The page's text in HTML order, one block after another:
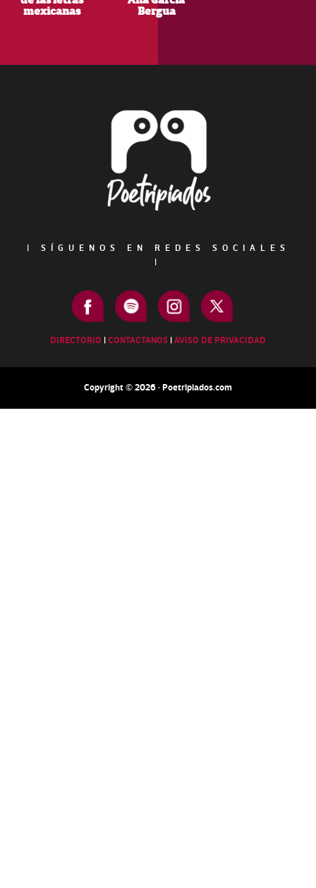
mexicanas
Bergua
|
SÍGUENOS EN REDES SOCIALES
|
DIRECTORIO |CONTACTANOS |AVISO DE PRIVACIDAD
Copyright © 2026 · Poetripiados.com